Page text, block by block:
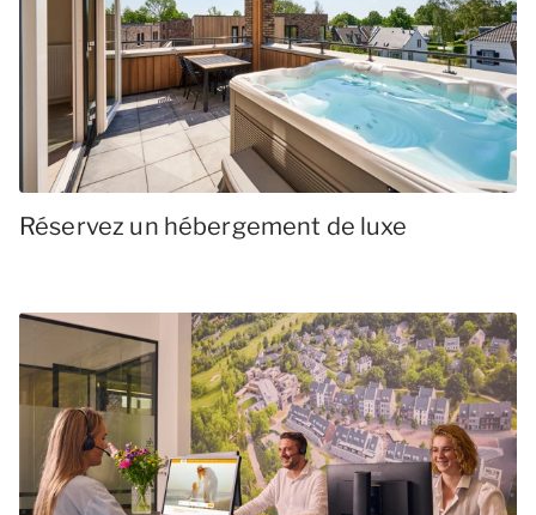
Réservez un hébergement de luxe